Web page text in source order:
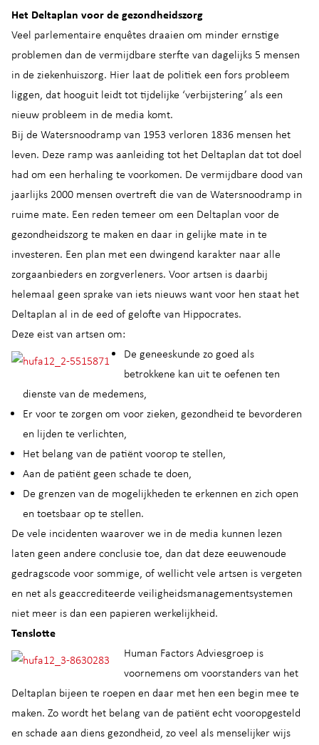
Het Deltaplan voor de gezondheidszorg
Veel parlementaire enquêtes draaien om minder ernstige
problemen dan de vermijdbare sterfte van dagelijks 5 mensen
in de ziekenhuiszorg. Hier laat de politiek een fors probleem
liggen, dat hooguit leidt tot tijdelijke ‘verbijstering’ als een
nieuw probleem in de media komt.
Bij de Watersnoodramp van 1953 verloren 1836 mensen het
leven. Deze ramp was aanleiding tot het Deltaplan dat tot doel
had om een herhaling te voorkomen. De vermijdbare dood van
jaarlijks 2000 mensen overtreft die van de Watersnoodramp in
ruime mate. Een reden temeer om een Deltaplan voor de
gezondheidszorg te maken en daar in gelijke mate in te
investeren. Een plan met een dwingend karakter naar alle
zorgaanbieders en zorgverleners. Voor artsen is daarbij
helemaal geen sprake van iets nieuws want voor hen staat het
Deltaplan al in de eed of gelofte van Hippocrates.
Deze eist van artsen om:
De geneeskunde zo goed als
betrokkene kan uit te oefenen ten
dienste van de medemens,
Er voor te zorgen om voor zieken, gezondheid te bevorderen
en lijden te verlichten,
Het belang van de patiënt voorop te stellen,
Aan de patiënt geen schade te doen,
De grenzen van de mogelijkheden te erkennen en zich open
en toetsbaar op te stellen.
De vele incidenten waarover we in de media kunnen lezen
laten geen andere conclusie toe, dan dat deze eeuwenoude
gedragscode voor sommige, of wellicht vele artsen is vergeten
en net als geaccrediteerde veiligheidsmanagementsystemen
niet meer is dan een papieren werkelijkheid.
Tenslotte
Human Factors Adviesgroep is
voornemens om voorstanders van het
Deltaplan bijeen te roepen en daar met hen een begin mee te
maken. Zo wordt het belang van de patiënt echt vooropgesteld
en schade aan diens gezondheid, zo veel als menselijker wijs